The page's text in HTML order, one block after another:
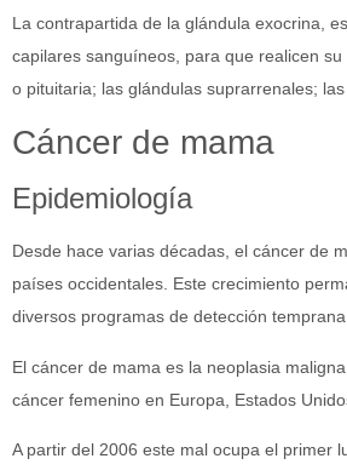
La contrapartida de la glándula exocrina,
capilares sanguíneos, para que realicen
o pituitaria; las glándulas suprarrenales;
Cáncer de mama
Epidemiología
Desde hace varias décadas, el cáncer de
países occidentales. Este crecimiento
diversos programas de detección
El cáncer de mama es la neoplasia
cáncer femenino en Europa, Estados
A partir del 2006 este mal ocupa el primer